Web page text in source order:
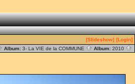
[Slideshow] [Login]
Album: 3- La VIE de la COMMUNE Album: 2010